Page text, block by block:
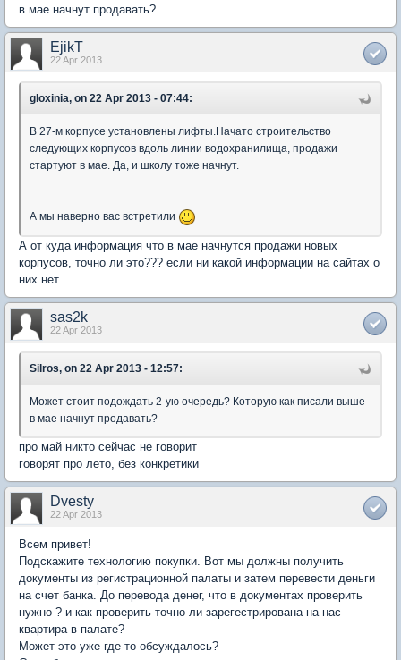
в мае начнут продавать?
EjikT
22 Apr 2013
gloxinia, on 22 Apr 2013 - 07:44:
В 27-м корпусе установлены лифты.Начато строительство
следующих корпусов вдоль линии водохранилища, продажи
стартуют в мае. Да, и школу тоже начнут.
А мы наверно вас встретили
А от куда информация что в мае начнутся продажи новых
корпусов, точно ли это??? если ни какой информации на сайтах о
них нет.
sas2k
22 Apr 2013
Silros, on 22 Apr 2013 - 12:57:
Может стоит подождать 2-ую очередь? Которую как писали выше
в мае начнут продавать?
про май никто сейчас не говорит
говорят про лето, без конкретики
Dvesty
22 Apr 2013
Всем привет!
Подскажите технологию покупки. Вот мы должны получить
документы из регистрационной палаты и затем перевести деньги
на счет банка. До перевода денег, что в документах проверить
нужно ? и как проверить точно ли зарегестрирована на нас
квартира в палате?
Может это уже где-то обсуждалось?